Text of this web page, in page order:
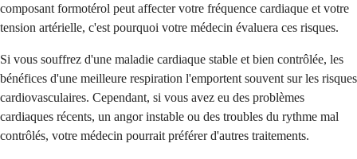
composant formotérol peut affecter votre fréquence cardiaque et votre
tension artérielle, c'est pourquoi votre médecin évaluera ces risques.
Si vous souffrez d'une maladie cardiaque stable et bien contrôlée, les
bénéfices d'une meilleure respiration l'emportent souvent sur les risques
cardiovasculaires. Cependant, si vous avez eu des problèmes
cardiaques récents, un angor instable ou des troubles du rythme mal
contrôlés, votre médecin pourrait préférer d'autres traitements.